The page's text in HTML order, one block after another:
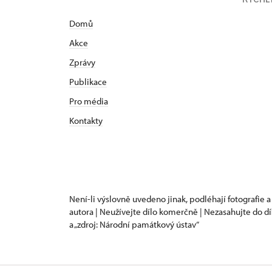
pod
fuchsií
Domů
Akce
Zprávy
Publikace
Pro média
Kontakty
Není-li výslovně uvedeno jinak, podléhají fotografie
autora | Neužívejte dílo komerčně | Nezasahujte do
a „zdroj: Národní památkový ústav“